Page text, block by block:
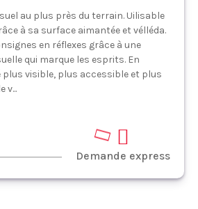
au plus près du terrain. Uilisable
à sa surface aimantée et vélléda.
en réflexes grâce à une
qui marque les esprits. En
visible, plus accessible et plus
v...
Demande express